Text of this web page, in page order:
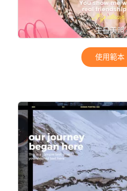
生日美照
使用範本